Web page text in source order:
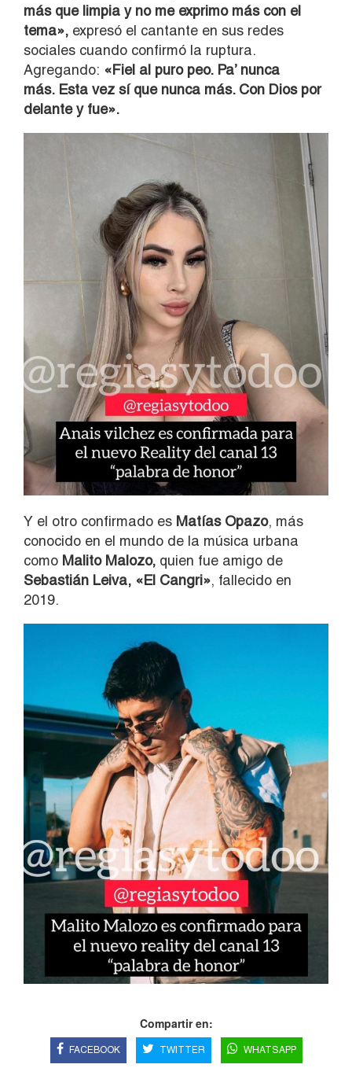
más que limpia y no me exprimo más con el
tema», expresó el cantante en sus redes
sociales cuando confirmó la ruptura.
Agregando: «Fiel al puro peo. Pa’ nunca
más. Esta vez sí que nunca más. Con Dios por
delante y fue».
Y el otro confirmado es Matías Opazo, más
conocido en el mundo de la música urbana
como Malito Malozo, quien fue amigo de
Sebastián Leiva, «El Cangri», fallecido en
2019.
Compartir en:
FACEBOOK TWITTER WHATSAPP